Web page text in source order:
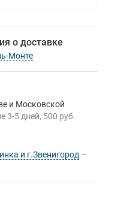
о доставке
Монте
и Московской
3-5 дней 500 руб.
и г.Звенигород